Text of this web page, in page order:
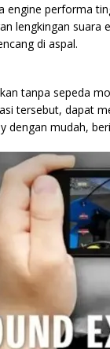
engine performa
lengkingan suara
di aspal.
tanpa sepeda
tersebut, dapat
dengan mudah,